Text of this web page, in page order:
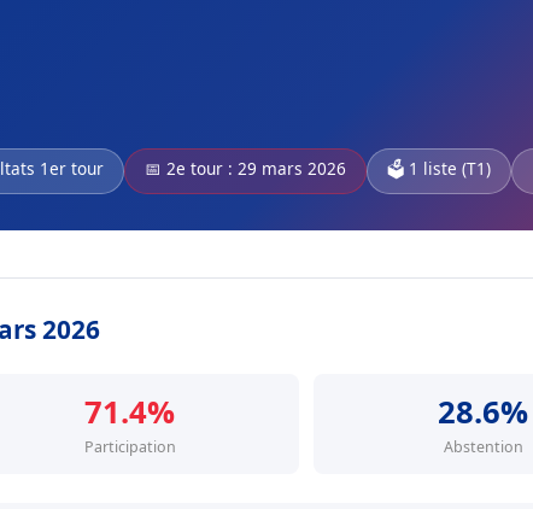
1er tour 📅 2e tour : 29 mars 2026 🗳️ 1 liste (T1)
2026
71.4%
Participation
28.6%
Abstention